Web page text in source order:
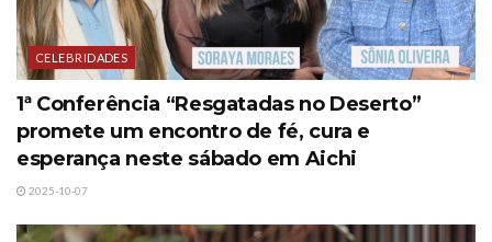
CELEBRIDADES
1ª Conferência “Resgatadas no Deserto”
promete um encontro de fé, cura e
esperança neste sábado em Aichi
2025-10-07